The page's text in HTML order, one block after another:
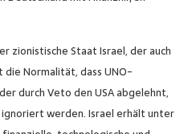
zionistische Staat Israel, der auch
die Normalität, dass UNO-
durch Veto den USA abgelehnt,
werden. Israel erhält unter